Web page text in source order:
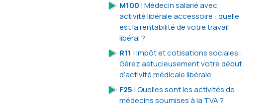
M100 | Médecin salarié avec
activité libérale accessoire : quelle
est la rentabilité de votre travail
libéral ?
R11 | Impôt et cotisations sociales :
Gérez astucieusement votre début
d’activité médicale libérale
F25 | Quelles sont les activités de
médecins soumises à la TVA ?